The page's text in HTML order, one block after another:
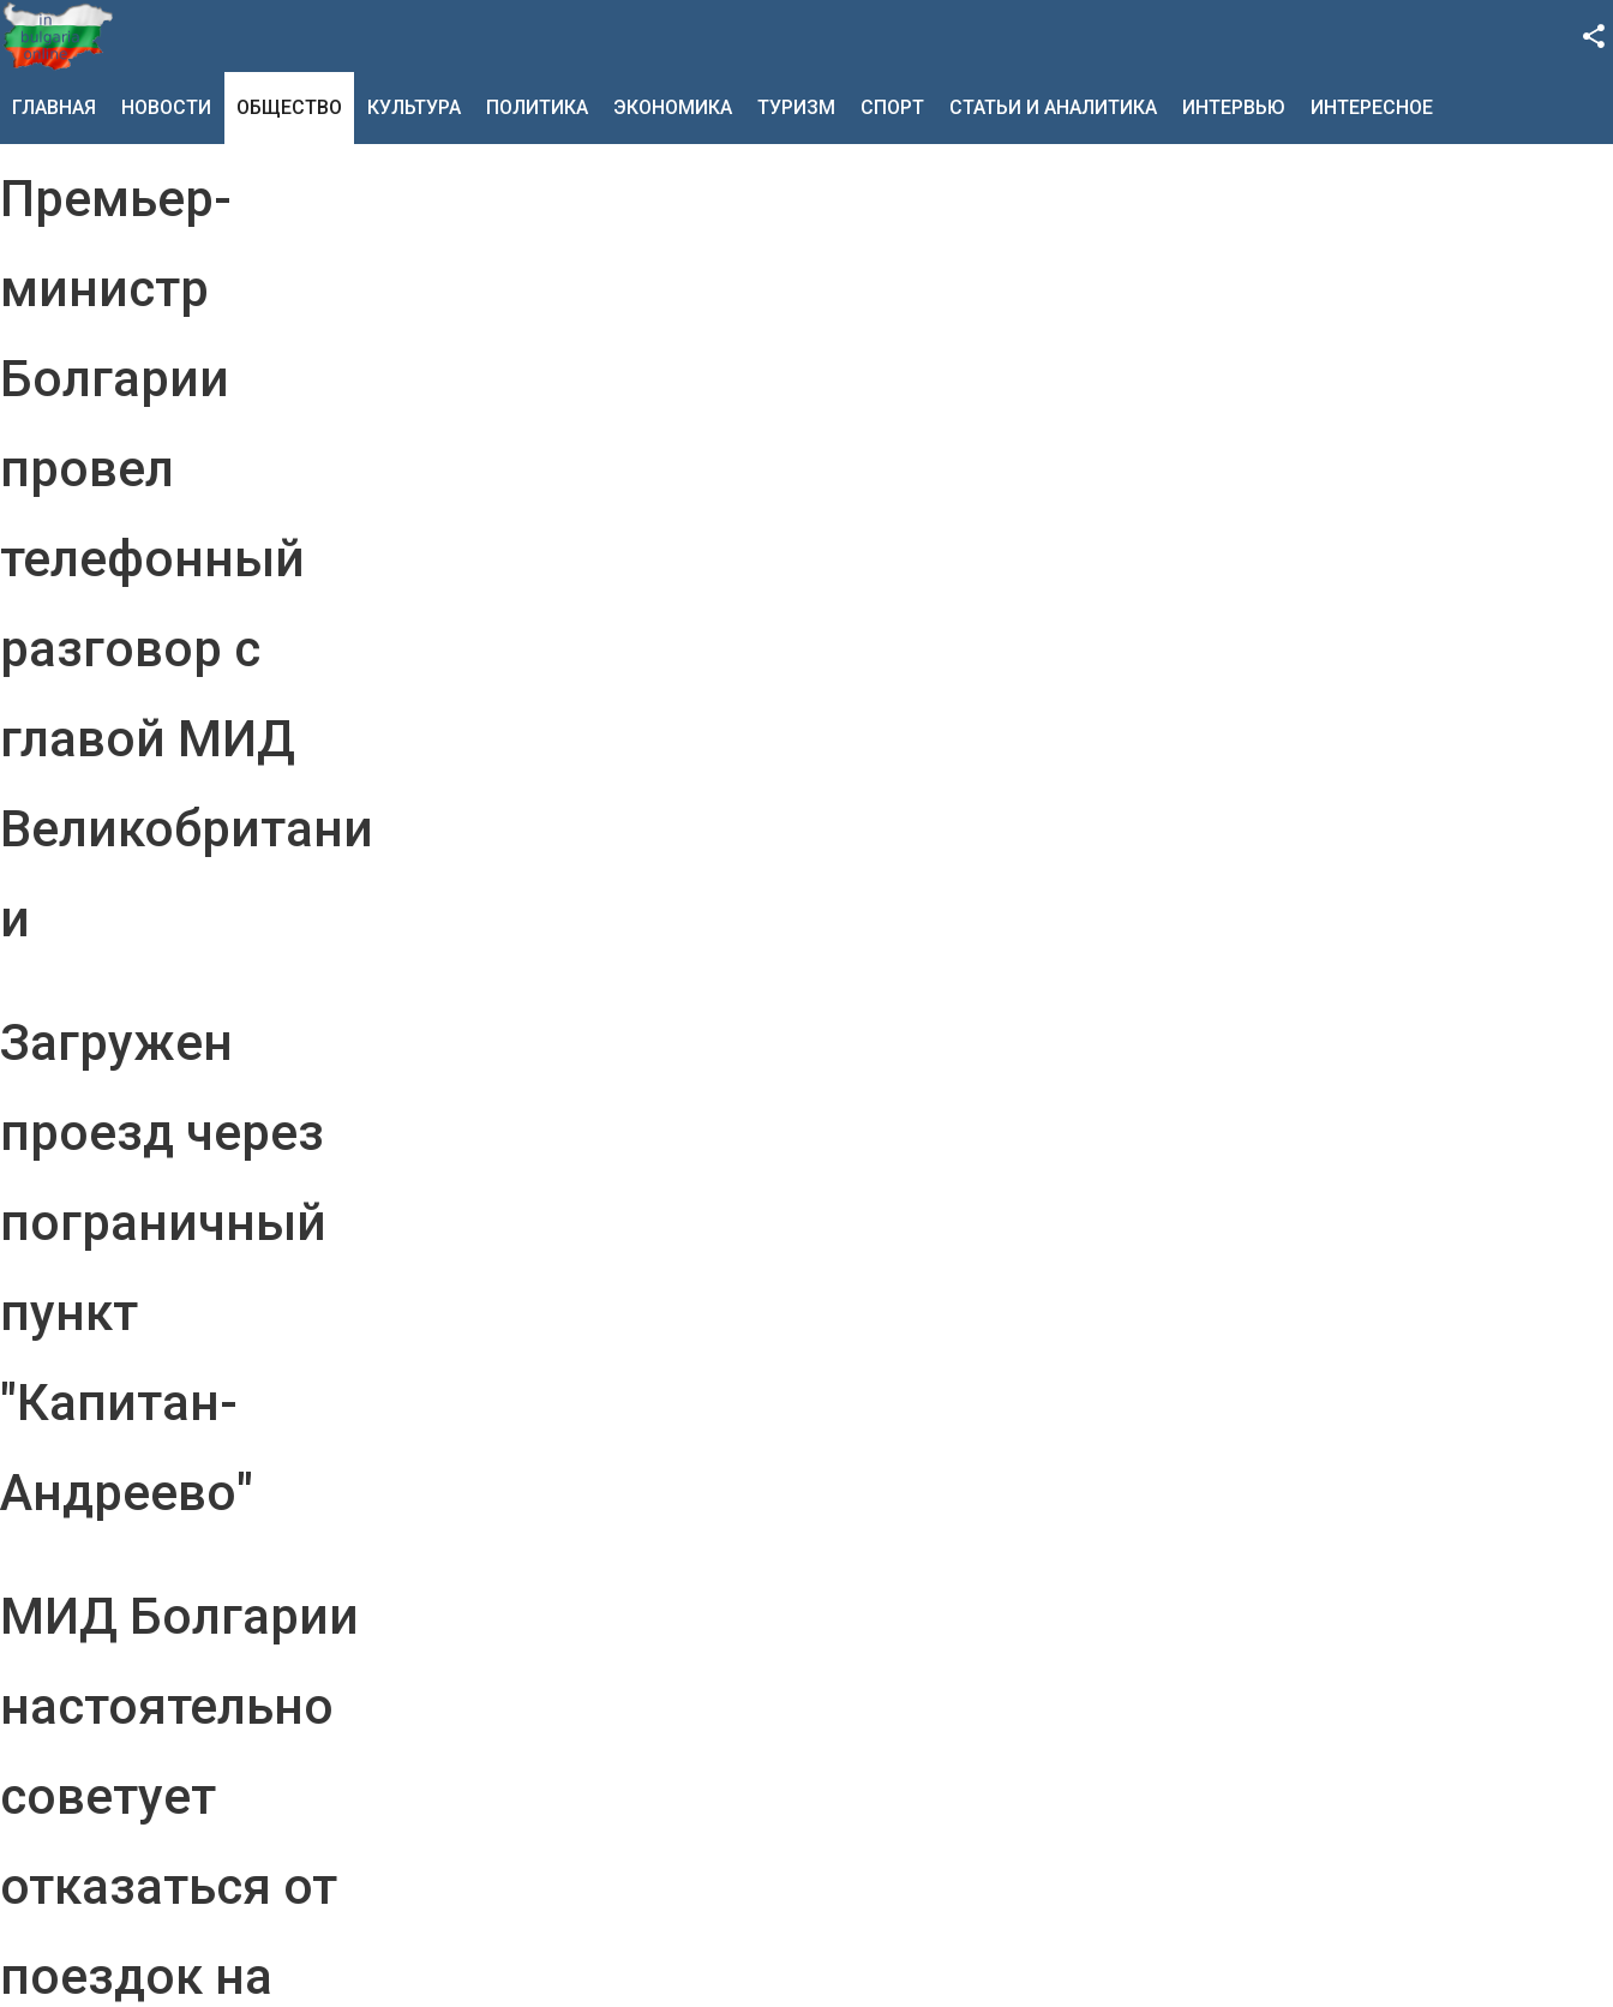
Google+
ГЛАВНАЯ НОВОСТИ ОБЩЕСТВО КУЛЬТУРА ПОЛИТИКА ЭКОНОМИКА ТУРИЗМ СПОРТ СТАТЬИ И АНАЛИТИКА ИНТЕРВЬЮ ИНТЕРЕСНОЕ
Премьер-
министр
Болгарии
провел
телефонный
разговор с
главой МИД
Великобритани
и
Загружен
проезд через
пограничный
пункт
"Капитан-
Андреево"
МИД Болгарии
настоятельно
советует
отказаться от
поездок на